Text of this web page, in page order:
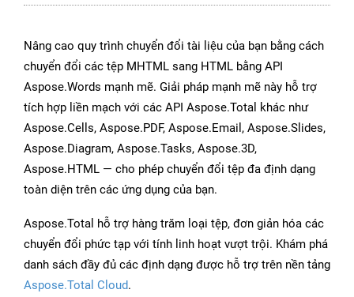
Nâng cao quy trình chuyển đổi tài liệu của bạn bằng cách
chuyển đổi các tệp MHTML sang HTML bằng API
Aspose.Words mạnh mẽ. Giải pháp mạnh mẽ này hỗ trợ
tích hợp liền mạch với các API Aspose.Total khác như
Aspose.Cells, Aspose.PDF, Aspose.Email, Aspose.Slides,
Aspose.Diagram, Aspose.Tasks, Aspose.3D,
Aspose.HTML — cho phép chuyển đổi tệp đa định dạng
toàn diện trên các ứng dụng của bạn.
Aspose.Total hỗ trợ hàng trăm loại tệp, đơn giản hóa các
chuyển đổi phức tạp với tính linh hoạt vượt trội. Khám phá
danh sách đầy đủ các định dạng được hỗ trợ trên nền tảng
Aspose.Total Cloud.